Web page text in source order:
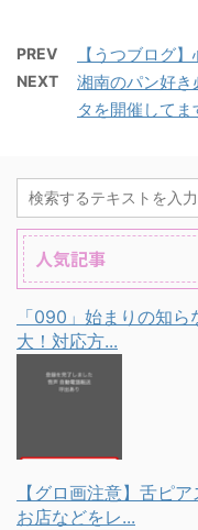
PREV 【うつブログ
NEXT
湘南のパン好き
タを開催してま
人気記事
「090」始まりの知
大！対応方...
【グロ画注意】舌ピ
お店などをレ...